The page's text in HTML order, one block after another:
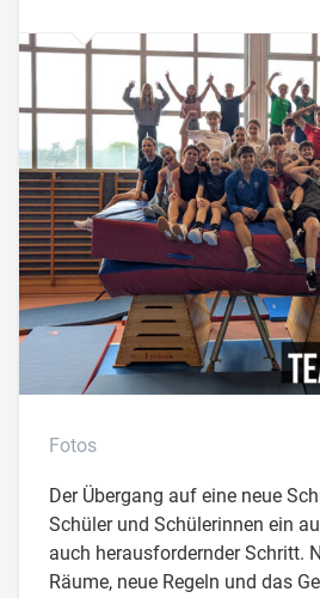
Fotos
Der Übergang auf eine neue
Schüler und Schülerinnen ein
auch herausfordernder Schritt.
Räume, neue Regeln und das